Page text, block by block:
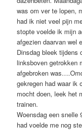
was om ver te lopen,
had ik niet veel pijn
stopte voelde ik mijn
afgezien daarvan wel
Dinsdag bleek tijdens
linksboven getrokken
afgebroken
gekregen had waar ik
mocht doen, leek het
trainen.
Woensdag een snelle
had voelde me nog